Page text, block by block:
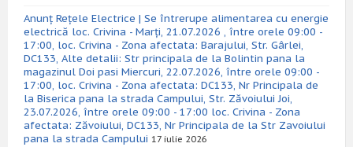
Anunț Rețele Electrice | Se întrerupe alimentarea cu energie
electrică loc. Crivina - Marți, 21.07.2026 , între orele 09:00 -
17:00, loc. Crivina - Zona afectata: Barajului, Str. Gârlei,
DC133, Alte detalii: Str principala de la Bolintin pana la
magazinul Doi pasi Miercuri, 22.07.2026, între orele 09:00 -
17:00, loc. Crivina - Zona afectata: DC133, Nr Principala de
la Biserica pana la strada Campului, Str. Zăvoiului Joi,
23.07.2026, între orele 09:00 - 17:00 loc. Crivina - Zona
afectata: Zăvoiului, DC133, Nr Principala de la Str Zavoiului
pana la strada Campului 17 iulie 2026